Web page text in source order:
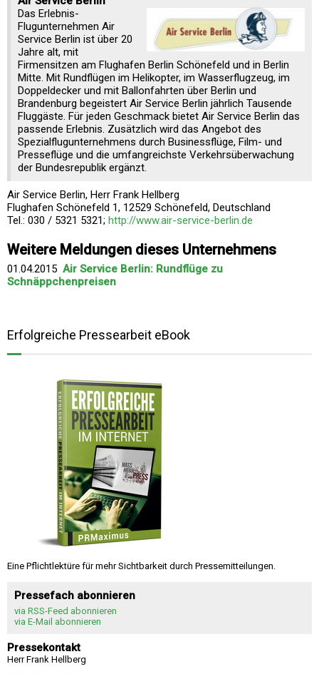
Das Erlebnis-
Flugunternehmen Air
Service Berlin ist über 20
Jahre alt, mit
Firmensitzen am Flughafen Berlin Schönefeld und in Berlin
Mitte. Mit Rundflügen im Helikopter, im Wasserflugzeug, im
Doppeldecker und mit Ballonfahrten über Berlin und
Brandenburg begeistert Air Service Berlin jährlich Tausende
Fluggäste. Für jeden Geschmack bietet Air Service Berlin das
passende Erlebnis. Zusätzlich wird das Angebot des
Spezialflugunternehmens durch Businessflüge, Film- und
Presseflüge und die umfangreichste Verkehrsüberwachung
der Bundesrepublik ergänzt.
Air Service Berlin, Herr Frank Hellberg
Flughafen Schönefeld 1, 12529 Schönefeld, Deutschland
Tel.: 030 / 5321 5321; http://www.air-service-berlin.de
Weitere Meldungen dieses Unternehmens
01.04.2015 Air Service Berlin: Rundflüge zu
Schnäppchenpreisen
Erfolgreiche Pressearbeit eBook
Eine Pflichtlektüre für mehr Sichtbarkeit durch Pressemitteilungen.
Pressefach abonnieren
via RSS-Feed abonnieren
via E-Mail abonnieren
Pressekontakt
Herr Frank Hellberg